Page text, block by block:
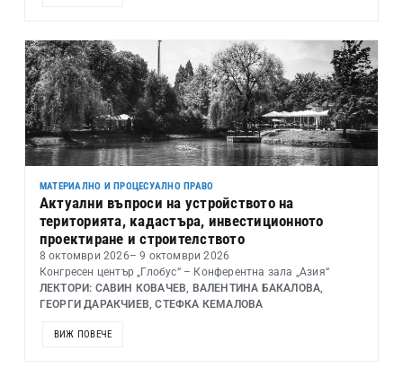
МАТЕРИАЛНО И ПРОЦЕСУАЛНО ПРАВО
Актуални въпроси на устройството на
територията, кадастъра, инвестиционното
проектиране и строителството
8 октомври 2026– 9 октомври 2026
Конгресен център „Глобус“ – Конферентна зала „Азия“
ЛЕКТОРИ: САВИН КОВАЧЕВ, ВАЛЕНТИНА БАКАЛОВА,
ГЕОРГИ ДАРАКЧИЕВ, СТЕФКА КЕМАЛОВА
ВИЖ ПОВЕЧЕ